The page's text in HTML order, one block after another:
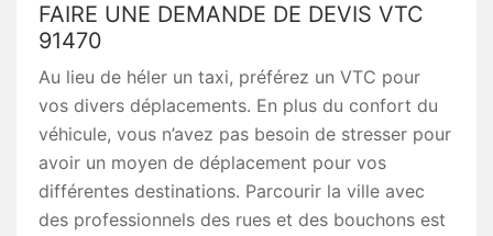
FAIRE UNE DEMANDE DE DEVIS VTC
91470
Au lieu de héler un taxi, préférez un VTC pour
vos divers déplacements. En plus du confort du
véhicule, vous n’avez pas besoin de stresser pour
avoir un moyen de déplacement pour vos
différentes destinations. Parcourir la ville avec
des professionnels des rues et des bouchons est